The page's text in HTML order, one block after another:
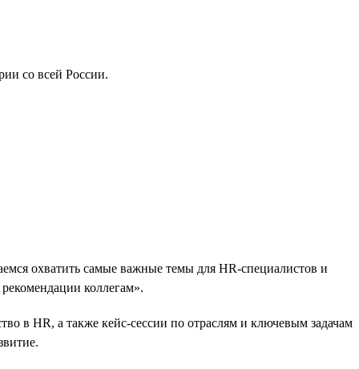
со всей России.
охватить самые важные темы для HR-специалистов и
коллегам».
в HR, а также кейс-сессии по отраслям и ключевым задачам